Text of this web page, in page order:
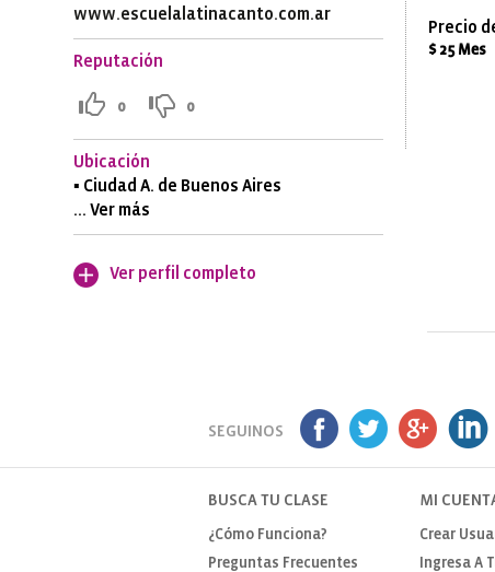
www.escuelalatinacanto.com.ar
Reputación
0 0
Ubicación
▪ Ciudad A. de Buenos Aires
... Ver más
Ver perfil completo
Precio
$ 25 Mes
SEGUINOS
BUSCA TU CLASE
¿Cómo Funciona?
Preguntas Frecuentes
MI
Crear
Ingresa A